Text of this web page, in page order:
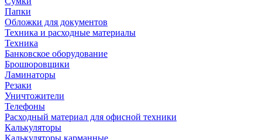
Папки
Обложки для документов
Техника и расходные материалы
Техника
Банковское оборудование
Брошюровщики
Ламинаторы
Резаки
Уничтожители
Телефоны
Расходный материал для офисной техники
Калькуляторы
Калькуляторы карманные